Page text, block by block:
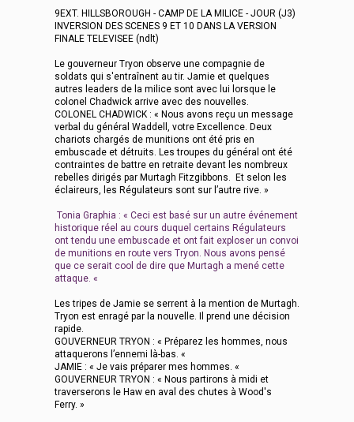
9EXT. HILLSBOROUGH - CAMP DE LA MILICE - JOUR (J3)
INVERSION DES SCENES 9 ET 10 DANS LA VERSION
FINALE TELEVISEE (ndlt)
Le gouverneur Tryon observe une compagnie de
soldats qui s'entraînent au tir. Jamie et quelques
autres leaders de la milice sont avec lui lorsque le
colonel Chadwick arrive avec des nouvelles.
COLONEL CHADWICK : « Nous avons reçu un message
verbal du général Waddell, votre Excellence. Deux
chariots chargés de munitions ont été pris en
embuscade et détruits. Les troupes du général ont été
contraintes de battre en retraite devant les nombreux
rebelles dirigés par Murtagh Fitzgibbons. Et selon les
éclaireurs, les Régulateurs sont sur l’autre rive. »
Tonia Graphia : « Ceci est basé sur un autre événement
historique réel au cours duquel certains Régulateurs
ont tendu une embuscade et ont fait exploser un convoi
de munitions en route vers Tryon. Nous avons pensé
que ce serait cool de dire que Murtagh a mené cette
attaque. «
Les tripes de Jamie se serrent à la mention de Murtagh.
Tryon est enragé par la nouvelle. Il prend une décision
rapide.
GOUVERNEUR TRYON : « Préparez les hommes, nous
attaquerons l’ennemi là-bas. «
JAMIE : « Je vais préparer mes hommes. «
GOUVERNEUR TRYON : « Nous partirons à midi et
traverserons le Haw en aval des chutes à Wood's
Ferry. »